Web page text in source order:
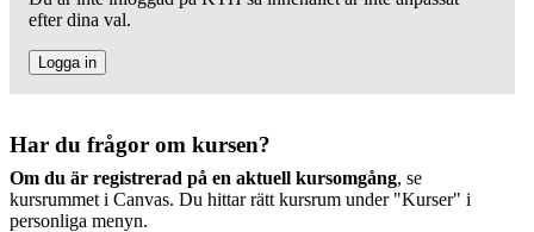
efter dina val.
Logga in
Har du frågor om kursen?
Om du är registrerad på en aktuell kursomgång, se
kursrummet i Canvas. Du hittar rätt kursrum under "Kurser" i
personliga menyn.